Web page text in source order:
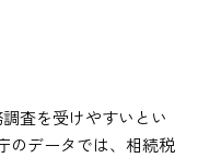
査を受けやすいとい
のデータでは、相続税